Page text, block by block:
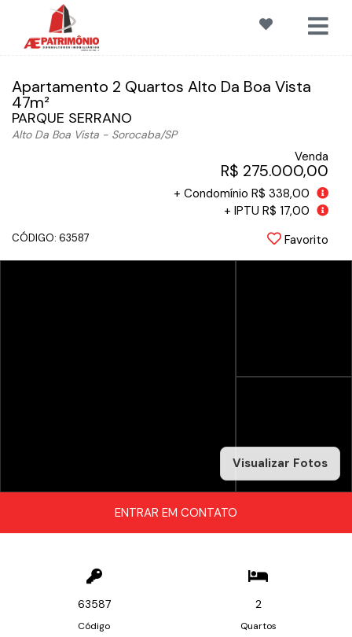
Apartamento 2 Quartos Alto Da Boa Vista
47m²
PARQUE SERRANO
Alto Da Boa Vista - Sorocaba/SP
Venda
R$ 275.000,00
+ Condomínio R$ 338,00
+ IPTU R$ 17,00
CÓDIGO: 63587 Favorito
Visualizar Fotos
ENTRAR EM CONTATO
63587
Código
2
Quartos